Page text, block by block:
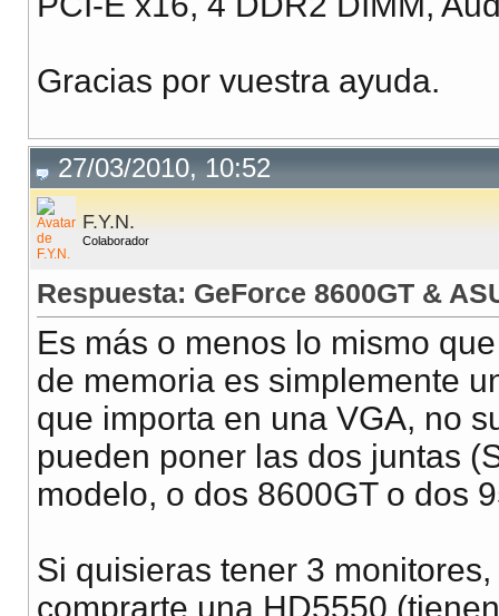
Gracias por vuestra ayuda.
27/03/2010, 10:52
F.Y.N.
Colaborador
Respuesta: GeForce 8600GT &
Es más o menos lo mismo
de memoria es simplemente
que importa en una VGA, no
pueden poner las dos juntas
modelo, o dos 8600GT o dos
Si quisieras tener 3
comprarte una HD5550